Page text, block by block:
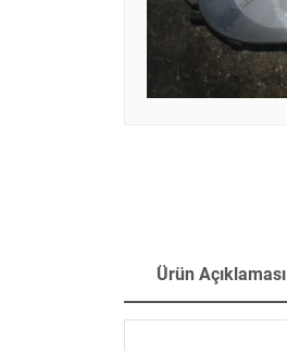
Ürün Açıklaması